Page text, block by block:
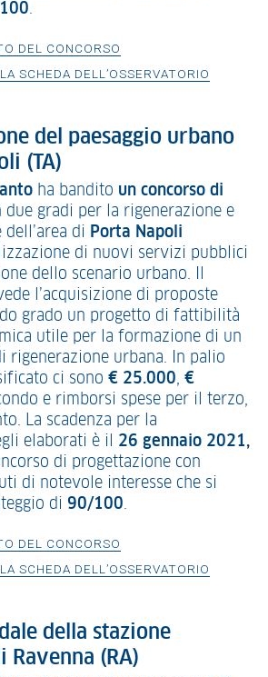
.
DEL CONCORSO
SCHEDA DELL’OSSERVATORIO
del paesaggio urbano
(TA)
ha bandito un concorso di
due gradi per la rigenerazione e
di Porta Napoli
di nuovi servizi pubblici
dello scenario urbano. Il
l’acquisizione di proposte
grado un progetto di fattibilità
utile per la formazione di un
rigenerazione urbana. In palio
ci sono € 25.000, €
e rimborsi spese per il terzo,
La scadenza per la
elaborati è il 26 gennaio 2021,
di progettazione con
di notevole interesse che si
di 90/100.
DEL CONCORSO
SCHEDA DELL’OSSERVATORIO
della stazione
(RA)